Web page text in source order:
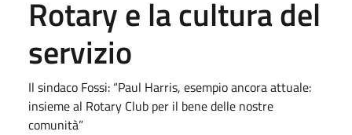
Rotary e la cultura del
servizio
Il sindaco Fossi: “Paul Harris, esempio ancora attuale:
insieme al Rotary Club per il bene delle nostre
comunità”